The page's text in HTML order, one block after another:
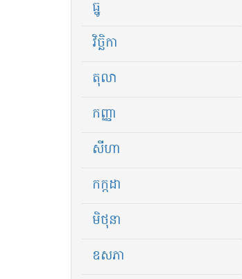
ធ្នូ
វិច្ឆិកា
តុលា
កញ្ញា
សីហា
កក្កដា
មិថុនា
ឧសភា